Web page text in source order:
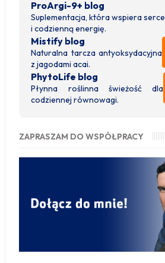
ProArgi-9+ blog
Suplementacja, która wspiera serce
i codzienną energię.
Mistify blog
Naturalna tarcza antyoksydacyjna
z jagodami acai.
PhytoLife blog
Płynna roślinna świeżość dla
codziennej równowagi.
ZAPRASZAM DO WSPÓŁPRACY